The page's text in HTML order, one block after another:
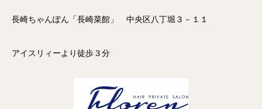
長崎ちゃんぽん「長崎菜館」 中央区八丁堀３－１１
アイスリィーより徒歩３分